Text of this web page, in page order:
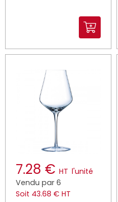
7.28 € HT l'unité
Vendu par 6
Soit 43.68 € HT